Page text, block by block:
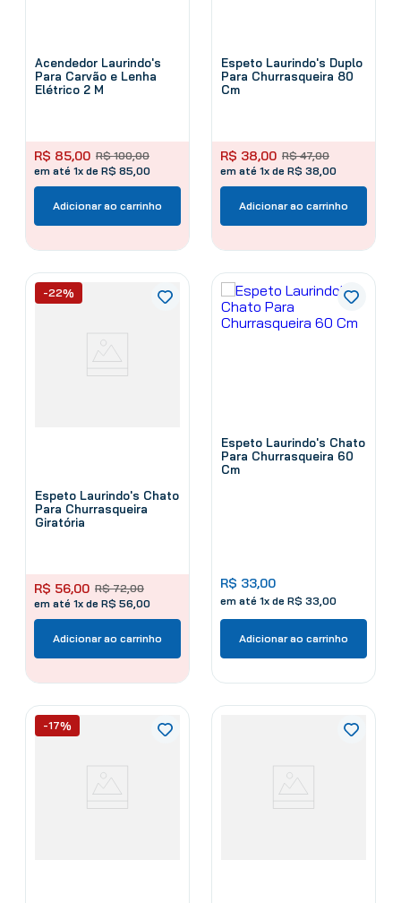
Acendedor Laurindo's
Para Carvão e Lenha
Elétrico 2 M
R$ 100,00
R$ 85,00
em até 1x de R$ 85,00
Adicionar ao carrinho
Espeto Laurindo's Duplo
Para Churrasqueira 80
Cm
R$ 47,00
R$ 38,00
em até 1x de R$ 38,00
Adicionar ao carrinho
Espeto Laurindo's Chato
Para Churrasqueira
Giratória
R$ 72,00
R$ 56,00
em até 1x de R$ 56,00
-22%
Adicionar ao carrinho
Espeto Laurindo's Chato
Para Churrasqueira 60
Cm
R$ 33,00
em até 1x de R$ 33 00
Adicionar ao carrinho
-17%